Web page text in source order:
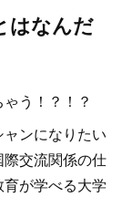
はなんだ
う！？！？
ンになりたい
交流関係の仕
が学べる大学